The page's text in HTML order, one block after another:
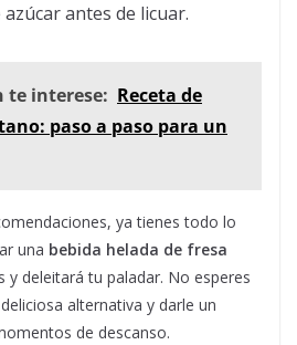
antes de licuar.
te interese: Receta de
paso a paso para un
ya tienes todo lo
una bebida helada de fresa
y deleitará tu paladar. No esperes
alternativa y darle un
de descanso.